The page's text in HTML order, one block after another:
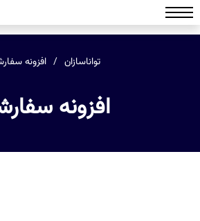
تواناسازان افزونه
افزونه